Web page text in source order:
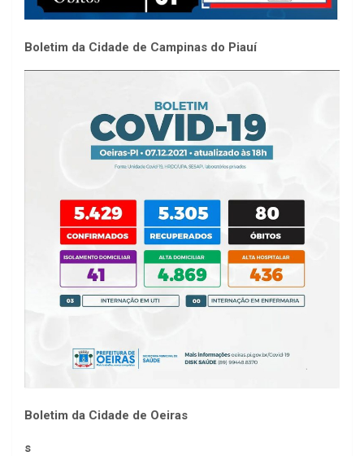
Boletim da Cidade de Campinas do Piauí
Boletim da Cidade de Oeiras
s